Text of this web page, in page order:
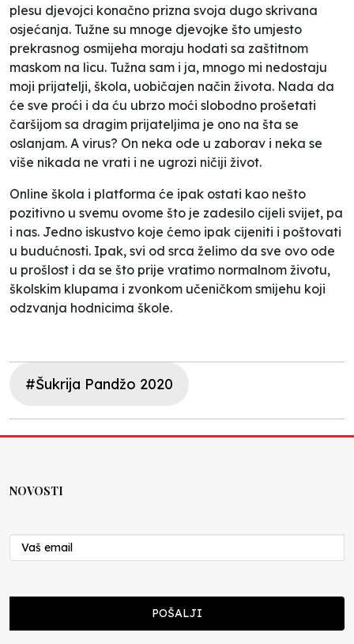
plesu djevojci konačno prizna svoja dugo skrivana
osjećanja. Tužne su mnoge djevojke što umjesto
prekrasnog osmijeha moraju hodati sa zaštitnom
maskom na licu. Tužna sam i ja, mnogo mi nedostaju
moji prijatelji, škola, uobičajen način života. Nada da
će sve proći i da ću ubrzo moći slobodno prošetati
čaršijom sa dragim prijateljima je ono na šta se
oslanjam. A virus? On neka ode u zaborav i neka se
više nikada ne vrati i ne ugrozi ničiji život.
Online škola i platforma će ipak ostati kao nešto
pozitivno u svemu ovome što je zadesilo cijeli svijet, pa
i nas. Jedno iskustvo koje ćemo ipak cijeniti i poštovati
u budućnosti. Ipak, svi od srca želimo da sve ovo ode
u prošlost i da se što prije vratimo normalnom životu,
školskim klupama i zvonkom učeničkom smijehu koji
odzvanja hodnicima škole.
#Šukrija Pandžo 2020
NOVOSTI
POŠALJI